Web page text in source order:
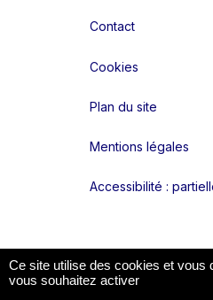
Liens réseaux
Contact
Cookies
Plan du site
Mentions légales
Accessibilité :
Ce site utilise des cookies et vous
vous souhaitez activer